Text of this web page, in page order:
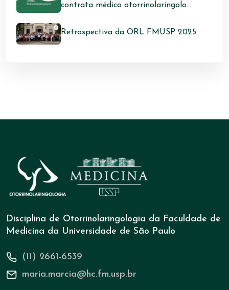
contrata médico otorrinolaringolo...
Retrospectiva da ORL FMUSP 2025
Disciplina de Otorrinolaringologia da Faculdade de
Medicina da Universidade de São Paulo
(11) 2661-6539
maria.marcia@hc.fm.usp.br